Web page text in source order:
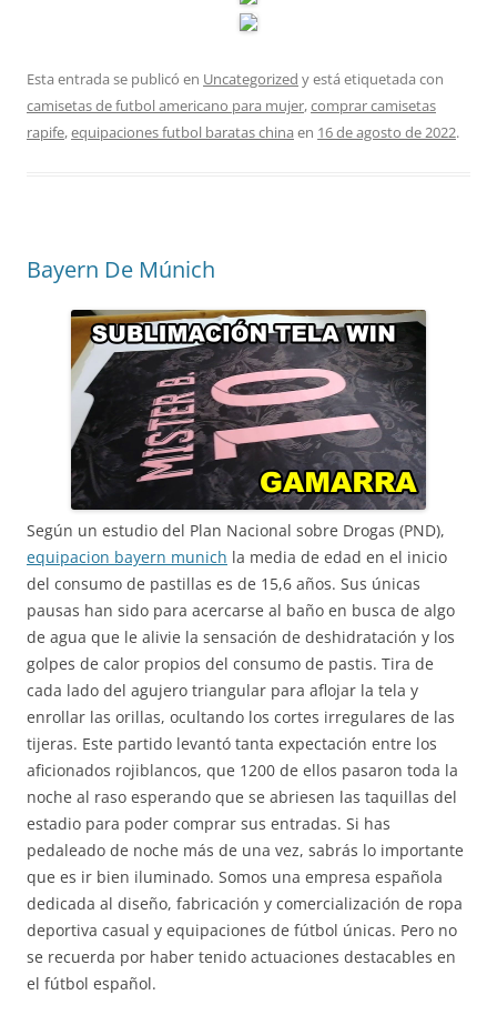
Esta entrada se publicó en Uncategorized y está etiquetada con
camisetas de futbol americano para mujer,comprar camisetas
rapife,equipaciones futbol baratas china en 16 de agosto de 2022.
Bayern De Múnich
Según un estudio del Plan Nacional sobre Drogas (PND),
equipacion bayern munich la media de edad en el inicio
del consumo de pastillas es de 15,6 años. Sus únicas
pausas han sido para acercarse al baño en busca de algo
de agua que le alivie la sensación de deshidratación y los
golpes de calor propios del consumo de pastis. Tira de
cada lado del agujero triangular para aflojar la tela y
enrollar las orillas, ocultando los cortes irregulares de las
tijeras. Este partido levantó tanta expectación entre los
aficionados rojiblancos, que 1200 de ellos pasaron toda la
noche al raso esperando que se abriesen las taquillas del
estadio para poder comprar sus entradas. Si has
pedaleado de noche más de una vez, sabrás lo importante
que es ir bien iluminado. Somos una empresa española
dedicada al diseño, fabricación y comercialización de ropa
deportiva casual y equipaciones de fútbol únicas. Pero no
se recuerda por haber tenido actuaciones destacables en
el fútbol español.